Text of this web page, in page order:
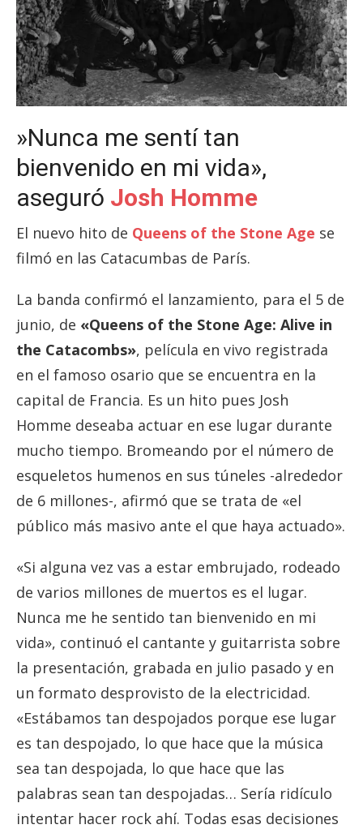
»Nunca me sentí tan
bienvenido en mi vida»,
aseguró Josh Homme
El nuevo hito de Queens of the Stone Age se
filmó en las Catacumbas de París.
La banda confirmó el lanzamiento, para el 5 de
junio, de «Queens of the Stone Age: Alive in
the Catacombs», película en vivo registrada
en el famoso osario que se encuentra en la
capital de Francia. Es un hito pues Josh
Homme deseaba actuar en ese lugar durante
mucho tiempo. Bromeando por el número de
esqueletos humenos en sus túneles -alrededor
de 6 millones-, afirmó que se trata de «el
público más masivo ante el que haya actuado».
«Si alguna vez vas a estar embrujado, rodeado
de varios millones de muertos es el lugar.
Nunca me he sentido tan bienvenido en mi
vida», continuó el cantante y guitarrista sobre
la presentación, grabada en julio pasado y en
un formato desprovisto de la electricidad.
«Estábamos tan despojados porque ese lugar
es tan despojado, lo que hace que la música
sea tan despojada, lo que hace que las
palabras sean tan despojadas… Sería ridículo
intentar hacer rock ahí. Todas esas decisiones